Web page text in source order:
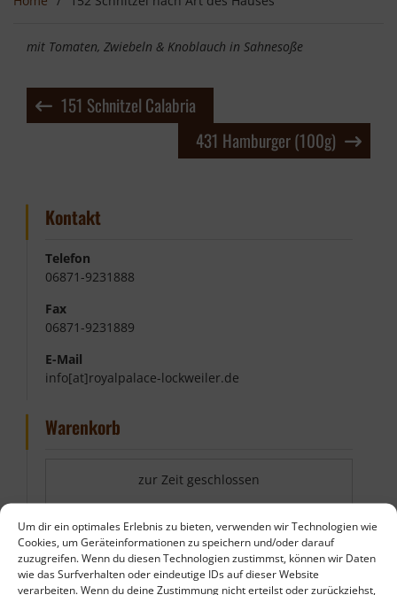
Um dir ein optimales Erlebnis zu bieten, verwenden wir Technologien wie
Cookies, um Geräteinformationen zu speichern und/oder darauf
zuzugreifen. Wenn du diesen Technologien zustimmst, können wir Daten
wie das Surfverhalten oder eindeutige IDs auf dieser Website
verarbeiten. Wenn du deine Zustimmung nicht erteilst oder zurückziehst,
mit Tomaten, Zwiebeln & Knoblauch in Sahnesoße
Beitragsnavigation
151 Schnitzel Calabria
431 Hamburger (100g)
Kontakt
Telefon
06871-9231888
Fax
06871-9231889
E-Mail
info[at]royalpalace-lockweiler.de
Warenkorb
zur Zeit geschlossen